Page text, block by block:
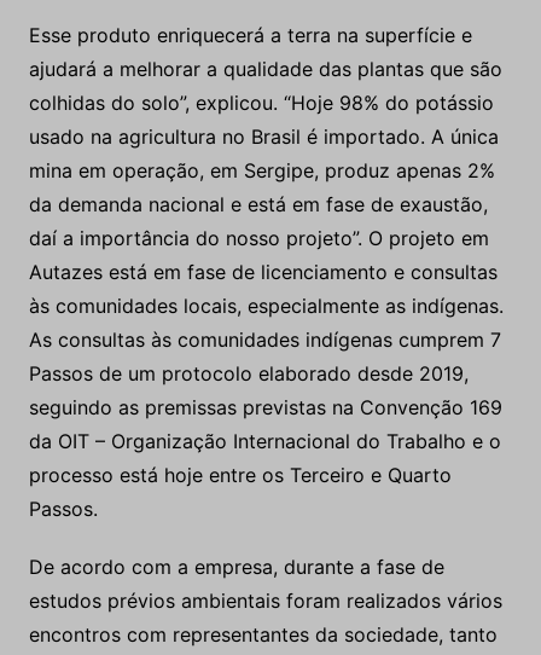
Esse produto enriquecerá a terra na superfície e
ajudará a melhorar a qualidade das plantas que são
colhidas do solo”, explicou. “Hoje 98% do potássio
usado na agricultura no Brasil é importado. A única
mina em operação, em Sergipe, produz apenas 2%
da demanda nacional e está em fase de exaustão,
daí a importância do nosso projeto”. O projeto em
Autazes está em fase de licenciamento e consultas
às comunidades locais, especialmente as indígenas.
As consultas às comunidades indígenas cumprem 7
Passos de um protocolo elaborado desde 2019,
seguindo as premissas previstas na Convenção 169
da OIT – Organização Internacional do Trabalho e o
processo está hoje entre os Terceiro e Quarto
Passos.
De acordo com a empresa, durante a fase de
estudos prévios ambientais foram realizados vários
encontros com representantes da sociedade, tanto